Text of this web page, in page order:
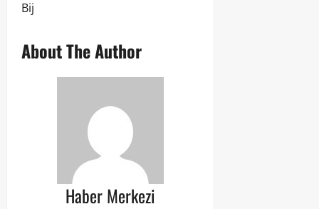
Bij
About The Author
Haber Merkezi